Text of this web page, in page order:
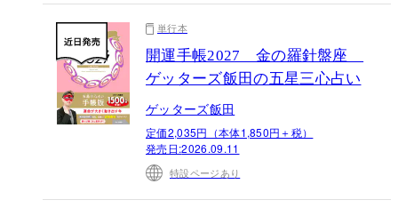
単行本
開運手帳2027 金の羅針盤座
ゲッターズ飯田の五星三心占い
ゲッターズ飯田
定価2,035円（本体1,850円＋税）
発売日:2026.09.11
特設ページあり